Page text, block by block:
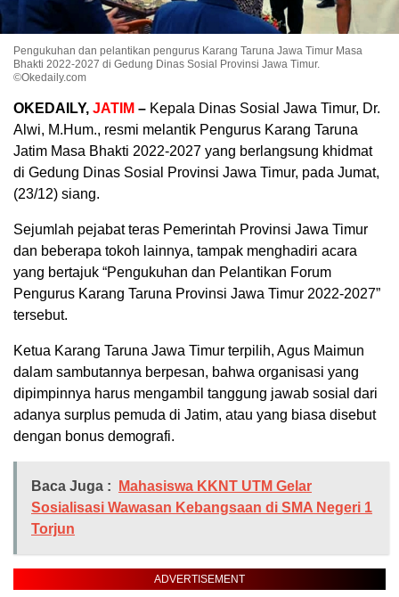
Pengukuhan dan pelantikan pengurus Karang Taruna Jawa Timur Masa
Bhakti 2022-2027 di Gedung Dinas Sosial Provinsi Jawa Timur.
©Okedaily.com
OKEDAILY, JATIM – Kepala Dinas Sosial Jawa Timur, Dr.
Alwi, M.Hum., resmi melantik Pengurus Karang Taruna
Jatim Masa Bhakti 2022-2027 yang berlangsung khidmat
di Gedung Dinas Sosial Provinsi Jawa Timur, pada Jumat,
(23/12) siang.
Sejumlah pejabat teras Pemerintah Provinsi Jawa Timur
dan beberapa tokoh lainnya, tampak menghadiri acara
yang bertajuk “Pengukuhan dan Pelantikan Forum
Pengurus Karang Taruna Provinsi Jawa Timur 2022-2027”
tersebut.
Ketua Karang Taruna Jawa Timur terpilih, Agus Maimun
dalam sambutannya berpesan, bahwa organisasi yang
dipimpinnya harus mengambil tanggung jawab sosial dari
adanya surplus pemuda di Jatim, atau yang biasa disebut
dengan bonus demografi.
Baca Juga :
Mahasiswa KKNT UTM Gelar
Sosialisasi Wawasan Kebangsaan di SMA Negeri 1
Torjun
ADVERTISEMENT